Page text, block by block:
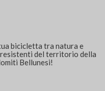
bicicletta tra natura e
del territorio della
Bellunesi!